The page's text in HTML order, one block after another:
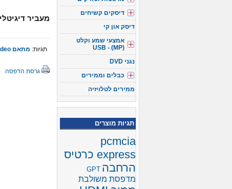
מעביר דיגיטלי 21 ל- sv + rca
תגיות: מתאם Video
גרסת הדפסה
דיסקים קשיחים
דיסק און קי
אמצעי שמע וקלט
(USB - (MP
נגני DVD
כבלים וממירים
ממירים לטלויזיה
תגיות מוצרים
pcmcia
express כרטיס
הרחבה GPT
מדפסת משולבת